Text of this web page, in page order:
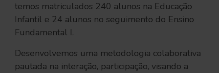
temos matriculados 240 alunos na Educação
Infantil e 24 alunos no seguimento do Ensino
Fundamental I.
Desenvolvemos uma metodologia colaborativa
pautada na interação, participação, visando a